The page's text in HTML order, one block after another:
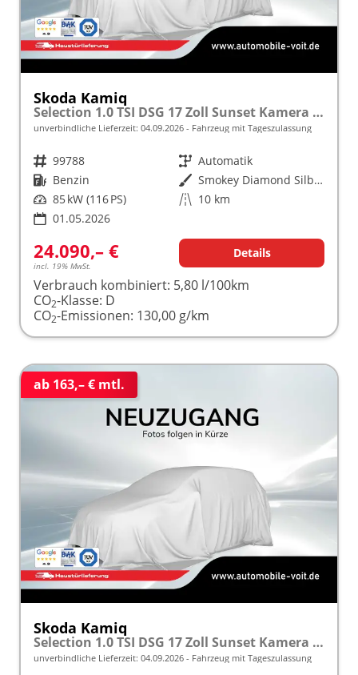
Skoda Kamiq
Selection 1.0 TSI DSG 17 Zoll Sunset Kamera PDC v+h
unverbindliche Lieferzeit: 04.09.2026 Fahrzeug mit Tageszulassung
Fahrzeugnr. 99788 Getriebe Automatik
Kraftstoff Benzin Außenfarbe
Smokey Diamond Silber Metallic
Leistung 85 kW (116 PS) Kilometerstand 10 km
01.05.2026
24.090,– €
incl. 19% MwSt.
Details
Verbrauch kombiniert: 5,80 l/100km
CO2-Klasse: D
CO2-Emissionen: 130,00 g/km
ab 163,– € mtl.
Skoda Kamiq
Selection 1.0 TSI DSG 17 Zoll Sunset Kamera PDC v+h
unverbindliche Lieferzeit: 04.09.2026 Fahrzeug mit Tageszulassung